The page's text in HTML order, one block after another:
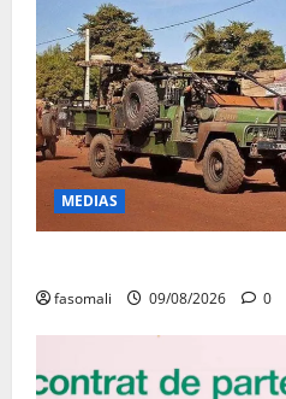
MEDIAS
fasomali 09/08/2026 0